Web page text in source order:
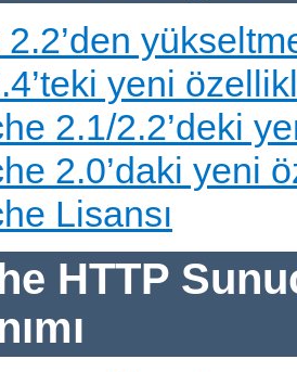
2.2’den
yeni
2.1/2.2’deki
2.0’daki yeni
Lisansı
HTTP